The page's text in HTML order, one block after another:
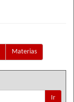
Materias
Ir